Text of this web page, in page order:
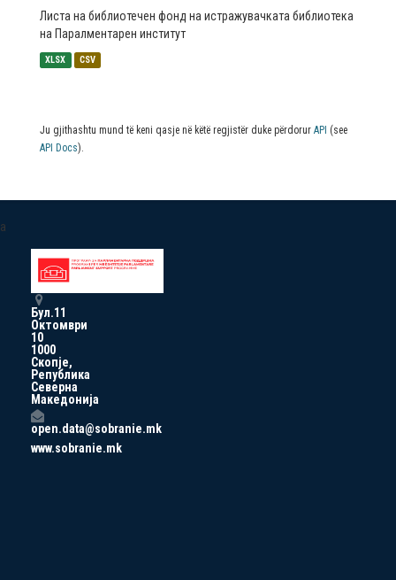
Листа на библиотечен фонд на истражувачката библиотека
на Паралментарен институт
XLSX CSV
Ju gjithashtu mund të keni qasje në këtë regjistër duke përdorur API (see
API Docs).
a
Бул.11
Октомври
10
1000
Скопје,
Република
Северна
Македонија
open.data@sobranie.mk
www.sobranie.mk